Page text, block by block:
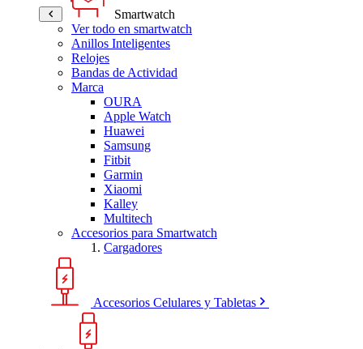
Smartwatch
Ver todo en smartwatch
Anillos Inteligentes
Relojes
Bandas de Actividad
Marca
OURA
Apple Watch
Huawei
Samsung
Fitbit
Garmin
Xiaomi
Kalley
Multitech
Accesorios para Smartwatch
Cargadores
Accesorios Celulares y Tabletas